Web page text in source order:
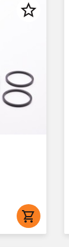
shopping_cart
star_border